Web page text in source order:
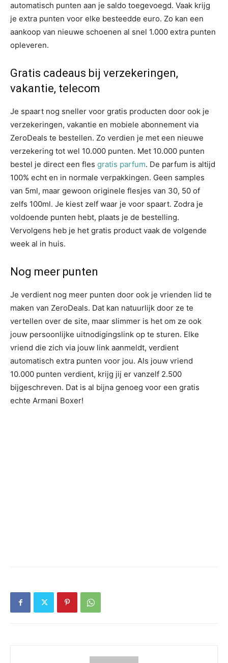
automatisch punten aan je saldo toegevoegd. Vaak krijg
je extra punten voor elke besteedde euro. Zo kan een
aankoop van nieuwe schoenen al snel 1.000 extra punten
opleveren.
Gratis cadeaus bij verzekeringen,
vakantie, telecom
Je spaart nog sneller voor gratis producten door ook je
verzekeringen, vakantie en mobiele abonnement via
ZeroDeals te bestellen. Zo verdien je met een nieuwe
verzekering tot wel 10.000 punten. Met 10.000 punten
bestel je direct een fles gratis parfum. De parfum is altijd
100% echt en in normale verpakkingen. Geen samples
van 5ml, maar gewoon originele flesjes van 30, 50 of
zelfs 100ml. Je kiest zelf waar je voor spaart. Zodra je
voldoende punten hebt, plaats je de bestelling.
Vervolgens heb je het gratis product vaak de volgende
week al in huis.
Nog meer punten
Je verdient nog meer punten door ook je vrienden lid te
maken van ZeroDeals. Dat kan natuurlijk door ze te
vertellen over de site, maar slimmer is het om ze ook
jouw persoonlijke uitnodigingslink op te sturen. Elke
vriend die zich via jouw link aanmeldt, verdient
automatisch extra punten voor jou. Als jouw vriend
10.000 punten verdient, krijg jij er vanzelf 2.500
bijgeschreven. Dat is al bijna genoeg voor een gratis
echte Armani Boxer!